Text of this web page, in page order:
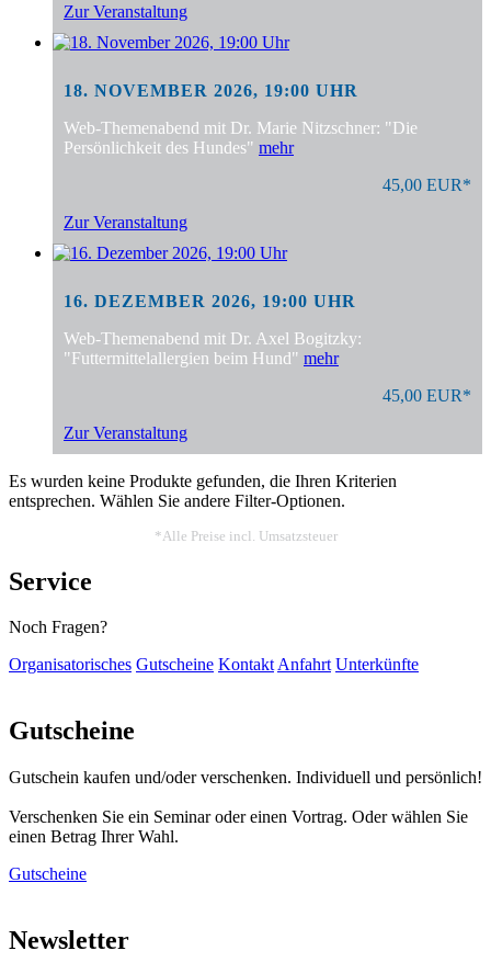
Zur Veranstaltung
18. NOVEMBER 2026, 19:00 UHR
Web-Themenabend mit Dr. Marie Nitzschner: "Die
Persönlichkeit des Hundes" mehr
45,00 EUR*
Zur Veranstaltung
16. DEZEMBER 2026, 19:00 UHR
Web-Themenabend mit Dr. Axel Bogitzky:
"Futtermittelallergien beim Hund" mehr
45,00 EUR*
Zur Veranstaltung
Es wurden keine Produkte gefunden, die Ihren Kriterien
entsprechen. Wählen Sie andere Filter-Optionen.
*Alle Preise incl. Umsatzsteuer
Service
Noch Fragen?
Organisatorisches Gutscheine KontaktAnfahrt Unterkünfte
Gutscheine
Gutschein kaufen und/oder verschenken. Individuell und persönlich!
Verschenken Sie ein Seminar oder einen Vortrag. Oder wählen Sie
einen Betrag Ihrer Wahl.
Gutscheine
Newsletter